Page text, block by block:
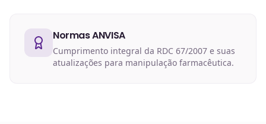
Normas ANVISA
Cumprimento integral da RDC 67/2007 e suas
atualizações para manipulação farmacêutica.